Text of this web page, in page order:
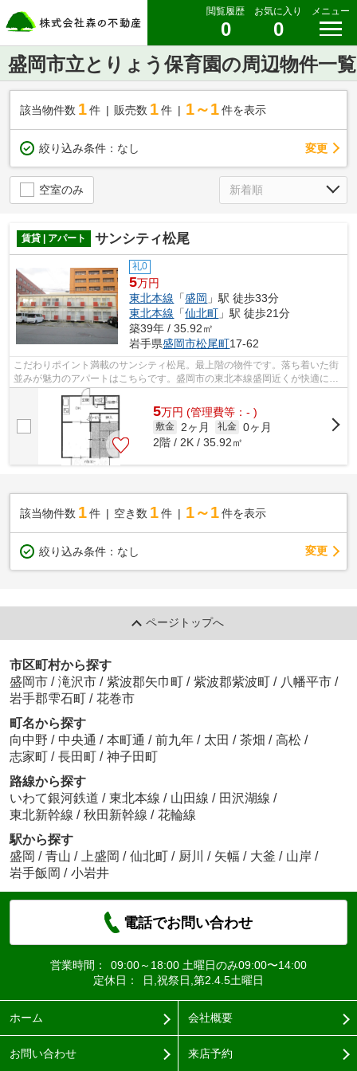
閲覧履歴
0
お気に入り
0
メニュー
盛岡市立とりょう保育園の周辺物件一覧
該当物件数 1件 販売数 1 件 1～1 件を表示
絞り込み条件： なし 変更
空室のみ
賃貸 | アパート サンシティ松尾
礼0
5万円
東北本線 「盛岡 」駅 徒歩33分
東北本線 「仙北町 」駅 徒歩21分
築39年 / 35.92㎡
岩手県盛岡市松尾町17-62
こだわりポイント満載のサンシティ松尾。最上階の物件です。落ち着いた街
並みが魅力のアパートはこちらです。盛岡市の東北本線盛岡近くが快適に過
ごせます。ライフスタイルに合った条...
5万円 (管理費等：- )
敷金 2ヶ月 礼金 0ヶ月
2階 / 2K / 35.92㎡
該当物件数 1件 空き数 1 件 1～1 件を表示
絞り込み条件： なし 変更
ページトップへ
市区町村から探す
盛岡市 / 滝沢市 / 紫波郡矢巾町 / 紫波郡紫波町 / 八幡平市 /
岩手郡雫石町 / 花巻市
町名から探す
向中野 / 中央通 / 本町通 / 前九年 / 太田 / 茶畑 / 高松 /
志家町 / 長田町 / 神子田町
路線から探す
いわて銀河鉄道 / 東北本線 / 山田線 / 田沢湖線 /
東北新幹線 / 秋田新幹線 / 花輪線
駅から探す
盛岡 / 青山 / 上盛岡 / 仙北町 / 厨川 / 矢幅 / 大釜 / 山岸 /
岩手飯岡 / 小岩井
電話でお問い合わせ
営業時間：
09:00～18:00 土曜日のみ09:00〜14:00
定休日：
日,祝祭日,第2.4.5土曜日
ホーム 会社概要
お問い合わせ 来店予約